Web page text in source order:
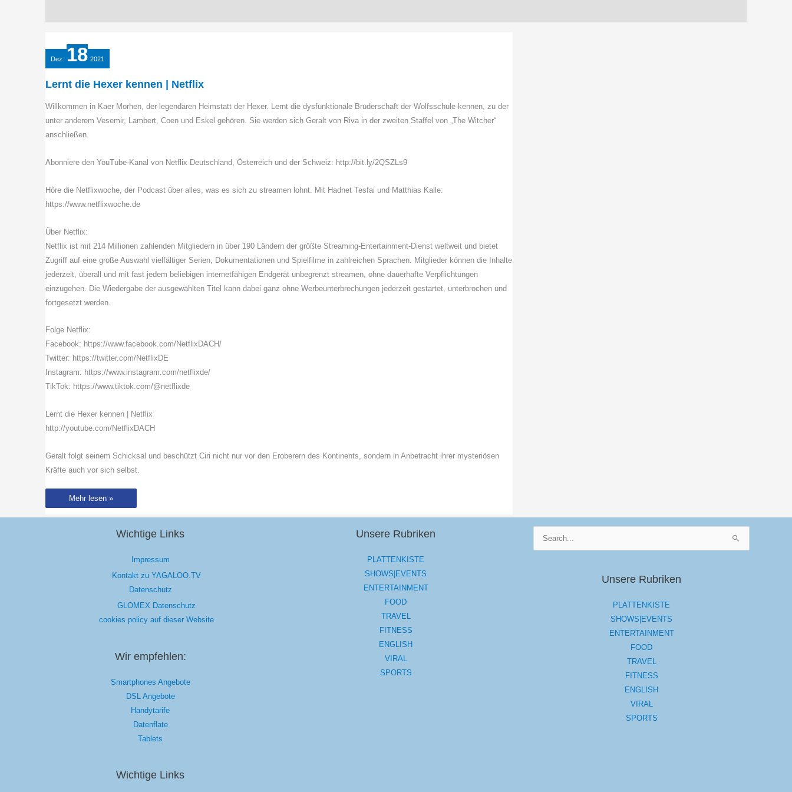
Dez. 18 2021
Lernt die Hexer kennen | Netflix
Willkommen in Kaer Morhen, der legendären Heimstatt der Hexer. Lernt die dysfunktionale Bruderschaft der Wolfsschule kennen, zu der
unter anderem Vesemir, Lambert, Coen und Eskel gehören. Sie werden sich Geralt von Riva in der zweiten Staffel von „The Witcher“
anschließen.
Abonniere den YouTube-Kanal von Netflix Deutschland, Österreich und der Schweiz: http://bit.ly/2QSZLs9
Höre die Netflixwoche, der Podcast über alles, was es sich zu streamen lohnt. Mit Hadnet Tesfai und Matthias Kalle:
https://www.netflixwoche.de
Über Netflix:
Netflix ist mit 214 Millionen zahlenden Mitgliedern in über 190 Ländern der größte Streaming-Entertainment-Dienst weltweit und bietet
Zugriff auf eine große Auswahl vielfältiger Serien, Dokumentationen und Spielfilme in zahlreichen Sprachen. Mitglieder können die Inhalte
jederzeit, überall und mit fast jedem beliebigen internetfähigen Endgerät unbegrenzt streamen, ohne dauerhafte Verpflichtungen
einzugehen. Die Wiedergabe der ausgewählten Titel kann dabei ganz ohne Werbeunterbrechungen jederzeit gestartet, unterbrochen und
fortgesetzt werden.
Folge Netflix:
Facebook: https://www.facebook.com/NetflixDACH/
Twitter: https://twitter.com/NetflixDE
Instagram: https://www.instagram.com/netflixde/
TikTok: https://www.tiktok.com/@netflixde
Lernt die Hexer kennen | Netflix
http://youtube.com/NetflixDACH
Geralt folgt seinem Schicksal und beschützt Ciri nicht nur vor den Eroberern des Kontinents, sondern in Anbetracht ihrer mysteriösen
Kräfte auch vor sich selbst.
Lernt
Mehr lesen »
Wichtige Links
Impressum
Kontakt zu YAGALOO.TV
Datenschutz
GLOMEX Datenschutz
cookies policy auf dieser Website
Wir empfehlen:
Smartphones Angebote
DSL Angebote
Handytarife
Datenflate
Tablets
Wichtige Links
Unsere Rubriken
PLATTENKISTE
SHOWS|EVENTS
ENTERTAINMENT
FOOD
TRAVEL
FITNESS
ENGLISH
VIRAL
SPORTS
Unsere Rubriken
PLATTENKISTE
SHOWS|EVENTS
ENTERTAINMENT
FOOD
TRAVEL
FITNESS
ENGLISH
VIRAL
SPORTS